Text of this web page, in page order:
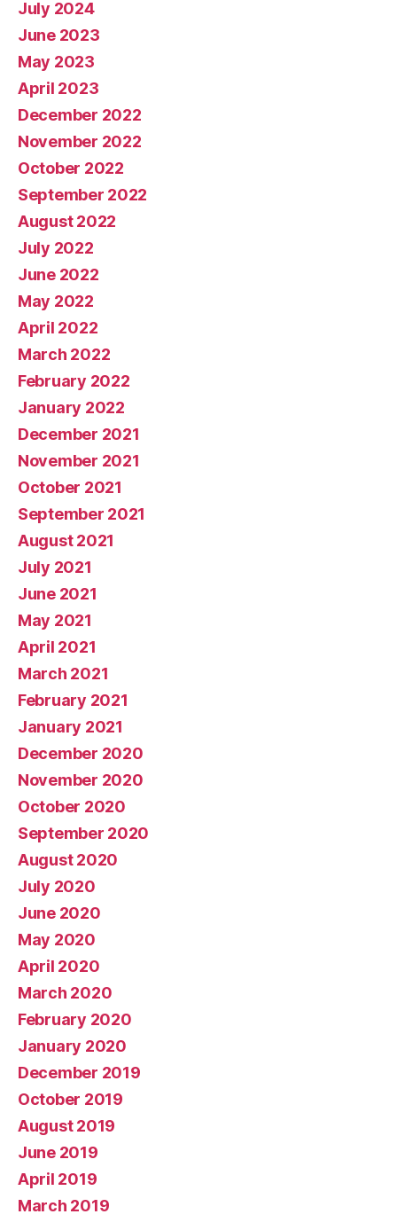
July 2024
June 2023
May 2023
April 2023
December 2022
November 2022
October 2022
September 2022
August 2022
July 2022
June 2022
May 2022
April 2022
March 2022
February 2022
January 2022
December 2021
November 2021
October 2021
September 2021
August 2021
July 2021
June 2021
May 2021
April 2021
March 2021
February 2021
January 2021
December 2020
November 2020
October 2020
September 2020
August 2020
July 2020
June 2020
May 2020
April 2020
March 2020
February 2020
January 2020
December 2019
October 2019
August 2019
June 2019
April 2019
March 2019